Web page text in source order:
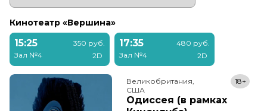
Кинотеатр «Вершина»
15:25
Зал №4
350 руб.
2D
17:35
Зал №4
480 руб.
2D
Великобритания,
США
Одиссея (в рамках
18+